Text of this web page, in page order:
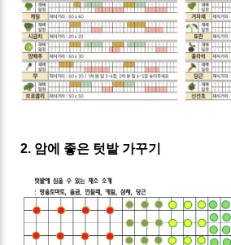
2. 암에 좋은 텃밭 가꾸기